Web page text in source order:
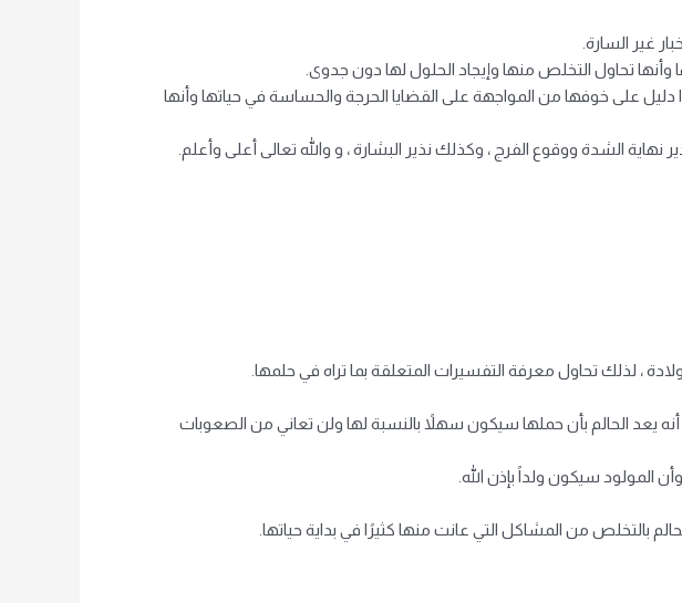
غير السارة.
تحاول التخلص منها وإيجاد الحلول لها دون جدوى.
دليل على خوفها من المواجهة على القضايا الحرجة والحساسة في حياتها وأنها
الشدة ووقوع الفرج ، وكذلك نذير البشارة ، و والله تعالى أعلى وأعلم.
، لذلك تحاول معرفة التفسيرات المتعلقة بما تراه في حلمها.
يعد الحالم بأن حملها سيكون سهلاً بالنسبة لها ولن تعاني من الصعوبات
المولود سيكون ولداً بإذن الله.
بالتخلص من المشاكل التي عانت منها كثيرًا في بداية حياتها.